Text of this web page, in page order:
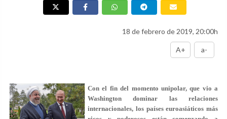
18 de febrero de 2019, 20:00h
A+ a-
Con el fin del momento unipolar, que vio a
Washington dominar las relaciones
internacionales, los países euroasiáticos más